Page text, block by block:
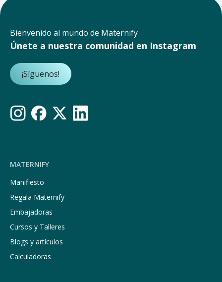
Bienvenido al mundo de Maternify
Únete a nuestra comunidad en Instagram
¡Síguenos!
MATERNIFY
Manifiesto
Regala Maternify
Embajadoras
Cursos y Talleres
Blogs y artículos
Calculadoras